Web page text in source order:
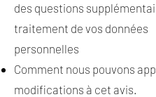
des questions
traitement de vos données
personnelles
Comment nous pouvons
modifications à cet avis.